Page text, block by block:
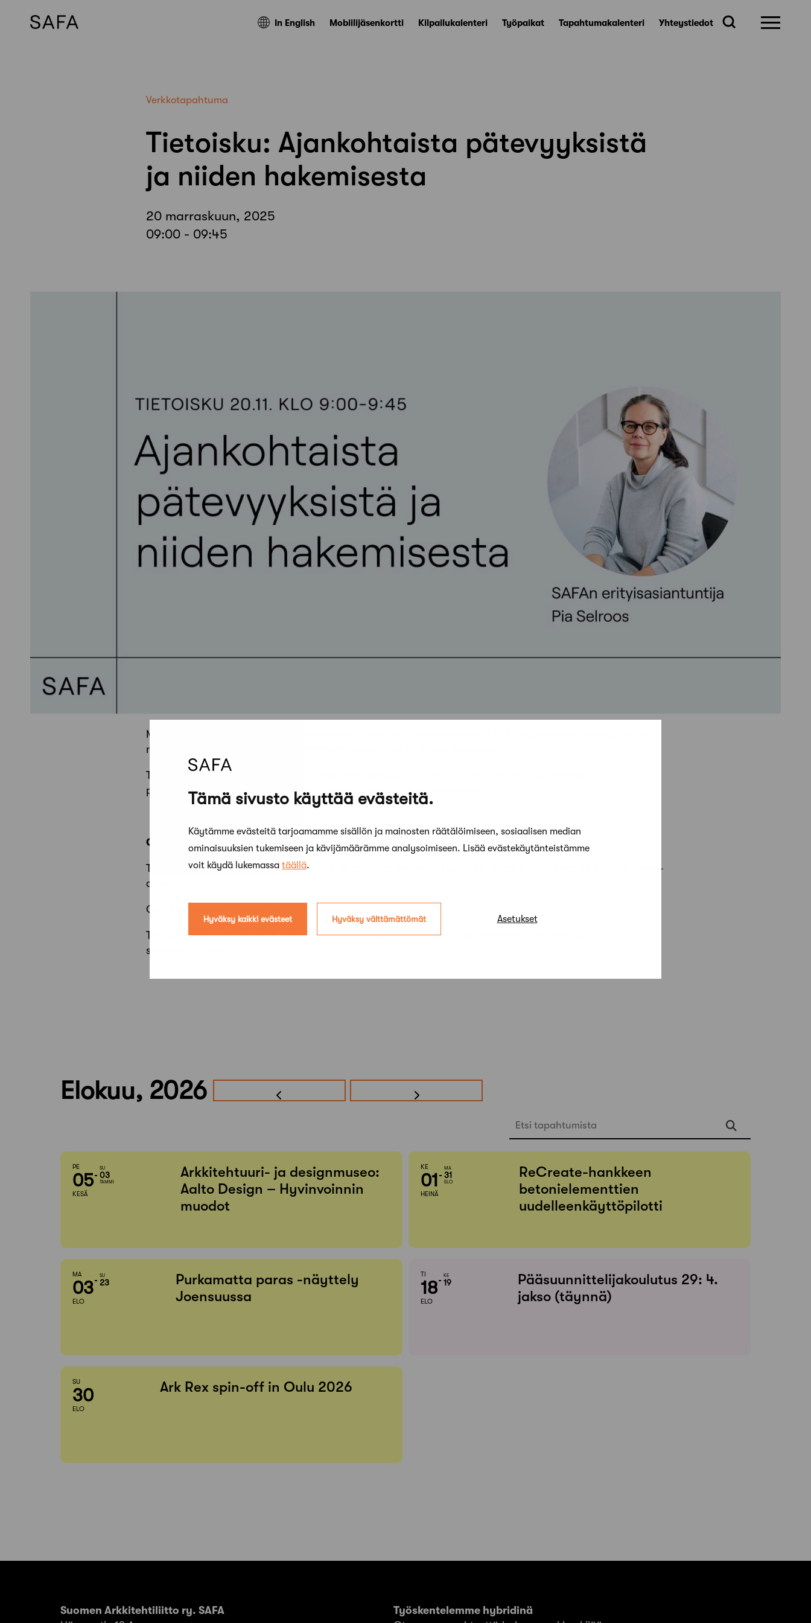
Tämä sivusto käyttää evästeitä.
Käytämme evästeitä tarjoamamme sisällön ja mainosten räätälöimiseen, sosiaalisen median
ominaisuuksien tukemiseen ja kävijämäärämme analysoimiseen. Lisää evästekäytänteistämme
voit käydä lukemassa täällä.
Hyväksy kaikki evästeet Hyväksy välttämättömät Asetukset
In English Mobiilijäsenkortti Kilpailukalenteri Työpaikat Tapahtumakalenteri Yhteystiedot
Verkkotapahtuma
Tietoisku: Ajankohtaista pätevyyksistä
ja niiden hakemisesta
20 marraskuun, 2025
09:00 - 09:45
Marraskuun tietoiskun aiheina ulkomaisten tutkintojen tunnustaminen, SAFAn myöntämät pätevyydet ja
niiden hakeminen sekä FISEn myöntämät pätevyydet ja niiden hakeminen.
Tietoiskun pitää Safan erityisasiantuntija
pääsuunnittelijan ja kaavan laatijan pätevyyslautakuntien esittelijänä.
Osallistuminen:
Tilaisuudet ovat Safan jäsenille ilmaisia ja avoimia, tervetuloa kuulolle! Tietoisku järjestetään Google Meet -
alustalla.
Osallistumislinkki lähetetään Safan jäsenille uutiskirjeessä.
Tilaisuudesta tulee tallenne, joka on katsottavissa kolme viikkoa. Tapahtumien tallenteet löytyvät
sivuiltamme
Elokuu, 2026
Etsi tapahtumista
PE
05
KESÄ
SU
03
TAMMI
Arkkitehtuuri- ja designmuseo:
Aalto Design – Hyvinvoinnin
muodot
KE
01
HEINÄ
MA
31
ELO
ReCreate-hankkeen
betonielementtien
uudelleenkäyttöpilotti
MA
03
ELO
SU
23
Purkamatta paras -näyttely
Joensuussa
TI
18
ELO
KE
19
Pääsuunnittelijakoulutus 29: 4.
jakso (täynnä)
SU
30
ELO
Ark Rex spin-off in Oulu 2026
Suomen Arkkitehtiliitto ry. SAFA
Työskentelemme hybridinä